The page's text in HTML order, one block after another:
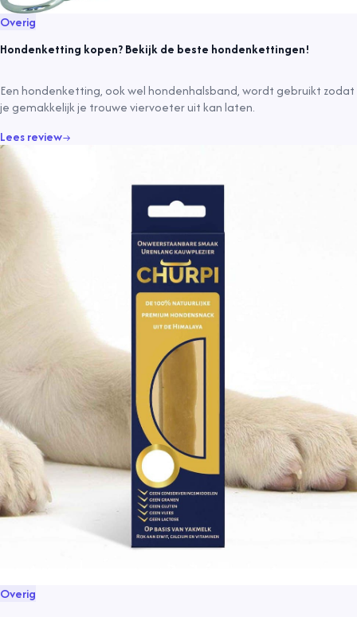
Overig
Hondenketting kopen? Bekijk de beste hondenkettingen!
Een hondenketting, ook wel hondenhalsband, wordt gebruikt zodat
je gemakkelijk je trouwe viervoeter uit kan laten.
Lees review
Overig